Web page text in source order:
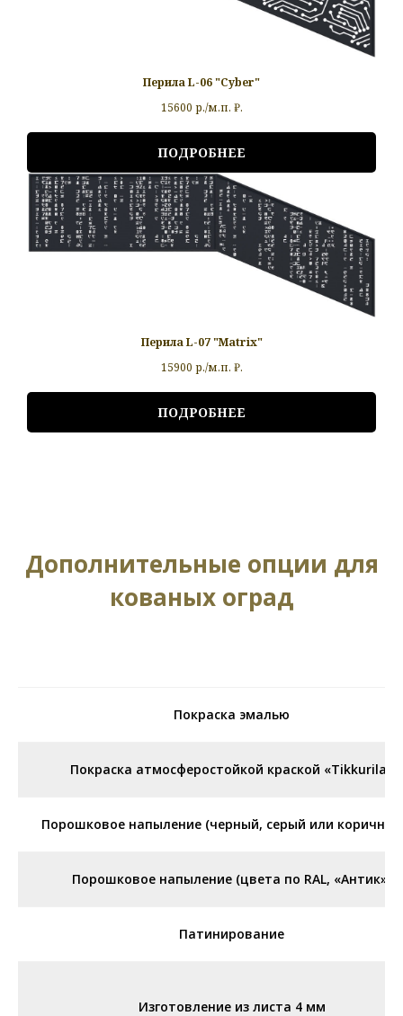
Перила L-06 "Cyber"
15600 р./м.п. ₽.
ПОДРОБНЕЕ
Перила L-07 "Matrix"
15900 р./м.п. ₽.
ПОДРОБНЕЕ
Дополнительные опции для
кованых оград
Покраска эмалью
Покраска атмосферостойкой краской «Tikkurila»
Порошковое напыление (черный, серый или
Порошковое напыление (цвета по RAL, «Антик»)
Патинирование
Изготовление из листа 4 мм